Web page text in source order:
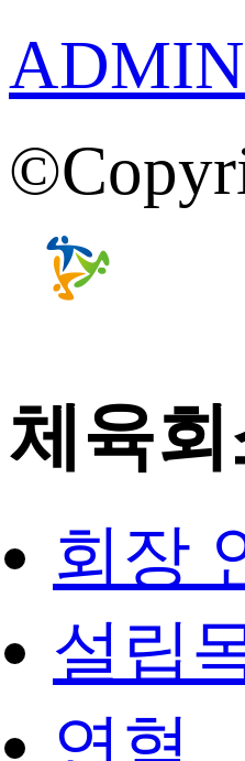
ADMIN
체육회
회장
설립
연혁